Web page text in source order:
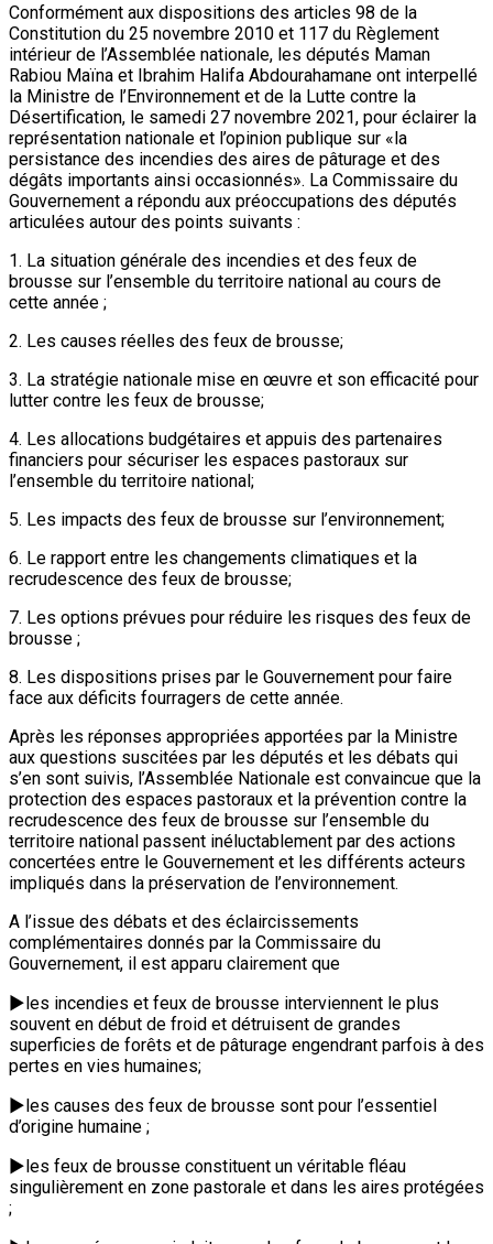
Conformément aux dispositions des articles 98 de la
Constitution du 25 novembre 2010 et 117 du Règlement
intérieur de l’Assemblée nationale, les députés Maman
Rabiou Maïna et Ibrahim Halifa Abdourahamane ont interpellé
la Ministre de l’Environnement et de la Lutte contre la
Désertification, le samedi 27 novembre 2021, pour éclairer la
représentation nationale et l’opinion publique sur «la
persistance des incendies des aires de pâturage et des
dégâts importants ainsi occasionnés». La Commissaire du
Gouvernement a répondu aux préoccupations des députés
articulées autour des points suivants :
1. La situation générale des incendies et des feux de
brousse sur l’ensemble du territoire national au cours de
cette année ;
2. Les causes réelles des feux de brousse;
3. La stratégie nationale mise en œuvre et son efficacité pour
lutter contre les feux de brousse;
4. Les allocations budgétaires et appuis des partenaires
financiers pour sécuriser les espaces pastoraux sur
l’ensemble du territoire national;
5. Les impacts des feux de brousse sur l’environnement;
6. Le rapport entre les changements climatiques et la
recrudescence des feux de brousse;
7. Les options prévues pour réduire les risques des feux de
brousse ;
8. Les dispositions prises par le Gouvernement pour faire
face aux déficits fourragers de cette année.
Après les réponses appropriées apportées par la Ministre
aux questions suscitées par les députés et les débats qui
s’en sont suivis, l’Assemblée Nationale est convaincue que la
protection des espaces pastoraux et la prévention contre la
recrudescence des feux de brousse sur l’ensemble du
territoire national passent inéluctablement par des actions
concertées entre le Gouvernement et les différents acteurs
impliqués dans la préservation de l’environnement.
A l’issue des débats et des éclaircissements
complémentaires donnés par la Commissaire du
Gouvernement, il est apparu clairement que
►les incendies et feux de brousse interviennent le plus
souvent en début de froid et détruisent de grandes
superficies de forêts et de pâturage engendrant parfois à des
pertes en vies humaines;
►les causes des feux de brousse sont pour l’essentiel
d’origine humaine ;
►les feux de brousse constituent un véritable fléau
singulièrement en zone pastorale et dans les aires protégées
;